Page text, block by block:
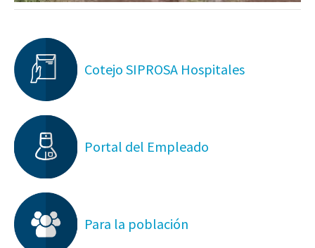
Cotejo SIPROSA Hospitales
Portal del Empleado
Para la población